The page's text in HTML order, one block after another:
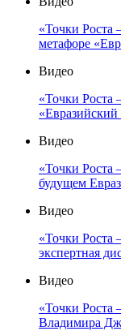
«Точки Роста
метафоре
Видео
«Точки Роста
«Евразийский
Видео
«Точки Роста
будущем
Видео
«Точки Роста
экспертная
Видео
«Точки Роста
Владимира